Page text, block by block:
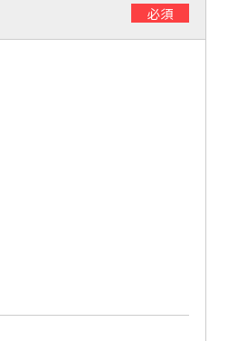
必須